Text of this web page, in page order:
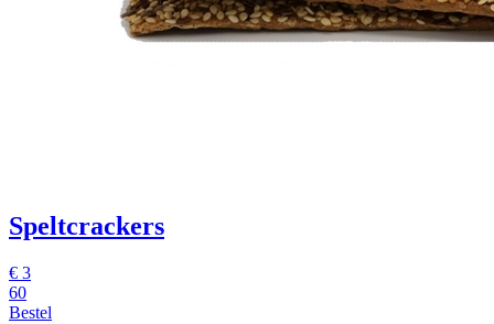
Speltcrackers
€ 3
60
Bestel